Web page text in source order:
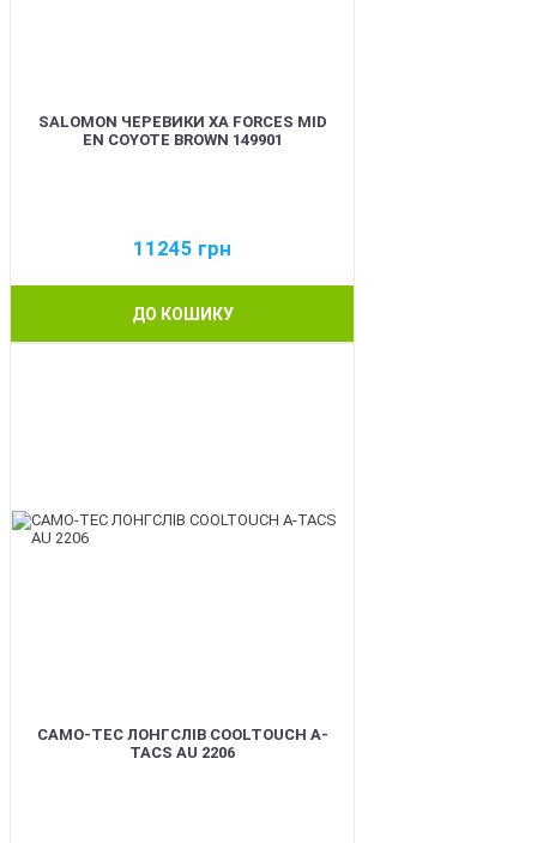
SALOMON ЧЕРЕВИКИ XA FORCES MID
EN COYOTE BROWN 149901
11245 грн
ДО КОШИКУ
CAMO-TEC ЛОНГСЛІВ COOLTOUCH A-
TACS AU 2206